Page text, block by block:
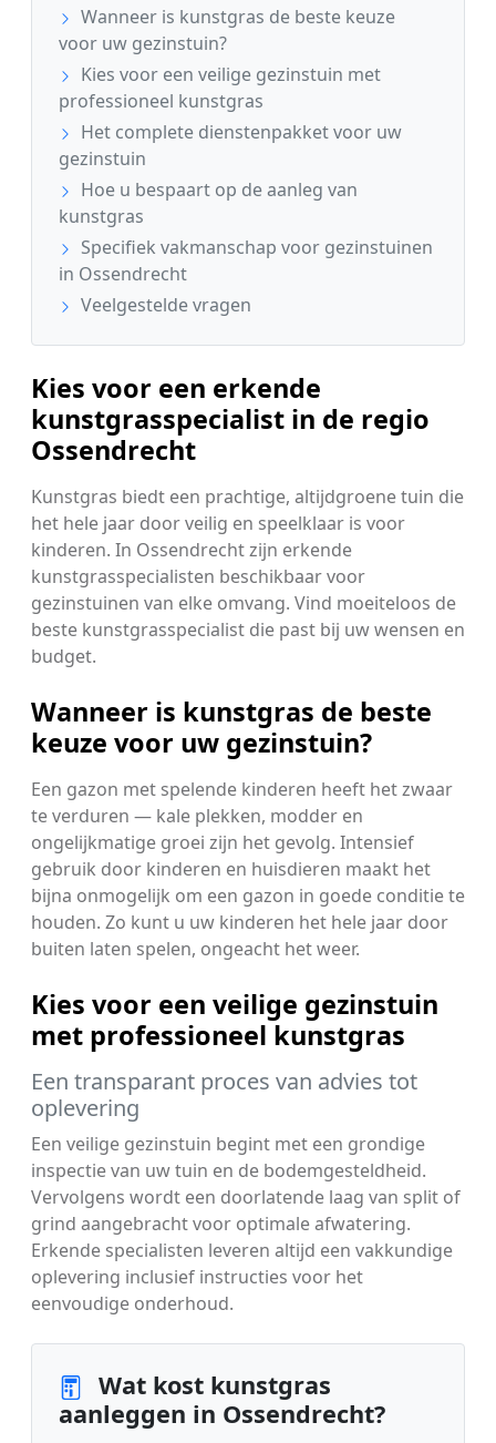
Wanneer is kunstgras de beste keuze
voor uw gezinstuin?
Kies voor een veilige gezinstuin met
professioneel kunstgras
Het complete dienstenpakket voor uw
gezinstuin
Hoe u bespaart op de aanleg van
kunstgras
Specifiek vakmanschap voor gezinstuinen
in Ossendrecht
Veelgestelde vragen
Kies voor een erkende
kunstgrasspecialist in de regio
Ossendrecht
Kunstgras biedt een prachtige, altijdgroene tuin die
het hele jaar door veilig en speelklaar is voor
kinderen. In Ossendrecht zijn erkende
kunstgrasspecialisten beschikbaar voor
gezinstuinen van elke omvang. Vind moeiteloos de
beste kunstgrasspecialist die past bij uw wensen en
budget.
Wanneer is kunstgras de beste
keuze voor uw gezinstuin?
Een gazon met spelende kinderen heeft het zwaar
te verduren — kale plekken, modder en
ongelijkmatige groei zijn het gevolg. Intensief
gebruik door kinderen en huisdieren maakt het
bijna onmogelijk om een gazon in goede conditie te
houden. Zo kunt u uw kinderen het hele jaar door
buiten laten spelen, ongeacht het weer.
Kies voor een veilige gezinstuin
met professioneel kunstgras
Een transparant proces van advies tot
oplevering
Een veilige gezinstuin begint met een grondige
inspectie van uw tuin en de bodemgesteldheid.
Vervolgens wordt een doorlatende laag van split of
grind aangebracht voor optimale afwatering.
Erkende specialisten leveren altijd een vakkundige
oplevering inclusief instructies voor het
eenvoudige onderhoud.
Wat kost kunstgras
aanleggen in Ossendrecht?